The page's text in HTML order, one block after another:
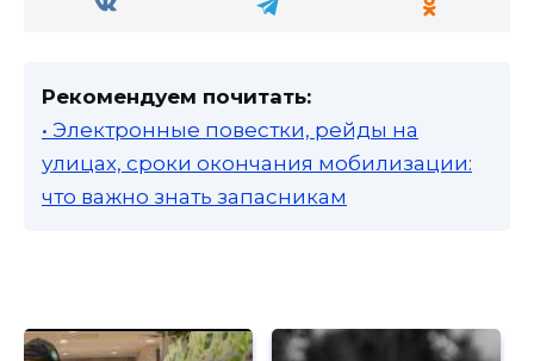
Рекомендуем почитать:
• Электронные повестки, рейды на
улицах, сроки окончания мобилизации:
что важно знать запасникам